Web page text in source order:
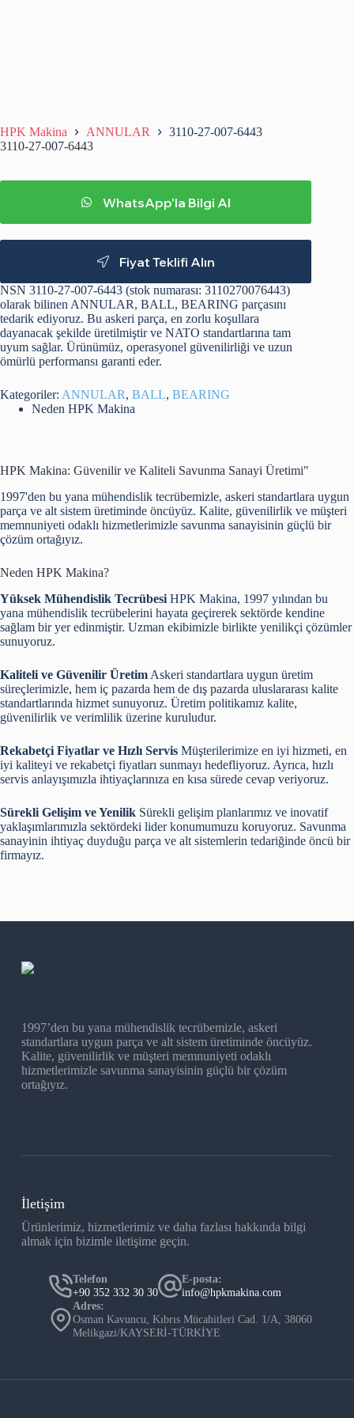
HPK Makina ANNULAR
3110-27-007-6443
3110-27-007-6443
WhatsApp'la Bilgi Al
Fiyat Teklifi Alın
NSN 3110-27-007-6443 (stok numarası: 3110270076443)
olarak bilinen ANNULAR, BALL, BEARING parçasını
tedarik ediyoruz. Bu askeri parça, en zorlu koşullara
dayanacak şekilde üretilmiştir ve NATO standartlarına tam
uyum sağlar. Ürünümüz, operasyonel güvenilirliği ve uzun
ömürlü performansı garanti eder.
Kategoriler: ANNULAR, BALL, BEARING
Neden HPK Makina
HPK Makina: Güvenilir ve Kaliteli Savunma Sanayi Üretimi"
1997'den bu yana mühendislik tecrübemizle, askeri standartlara uygun
parça ve alt sistem üretiminde öncüyüz. Kalite, güvenilirlik ve müşteri
memnuniyeti odaklı hizmetlerimizle savunma sanayisinin güçlü bir
çözüm ortağıyız.
Neden HPK Makina?
Yüksek Mühendislik Tecrübesi HPK Makina, 1997 yılından bu
yana mühendislik tecrübelerini hayata geçirerek sektörde kendine
sağlam bir yer edinmiştir. Uzman ekibimizle birlikte yenilikçi çözümler
sunuyoruz.
Kaliteli ve Güvenilir Üretim Askeri standartlara uygun üretim
süreçlerimizle, hem iç pazarda hem de dış pazarda uluslararası kalite
standartlarında hizmet sunuyoruz. Üretim politikamız kalite,
güvenilirlik ve verimlilik üzerine kuruludur.
Rekabetçi Fiyatlar ve Hızlı Servis Müşterilerimize en iyi hizmeti, en
iyi kaliteyi ve rekabetçi fiyatları sunmayı hedefliyoruz. Ayrıca, hızlı
servis anlayışımızla ihtiyaçlarınıza en kısa sürede cevap veriyoruz.
Sürekli Gelişim ve Yenilik Sürekli gelişim planlarımız ve inovatif
yaklaşımlarımızla sektördeki lider konumumuzu koruyoruz. Savunma
sanayinin ihtiyaç duyduğu parça ve alt sistemlerin tedariğinde öncü bir
firmayız.
1997’den bu yana mühendislik tecrübemizle, askeri
standartlara uygun parça ve alt sistem üretiminde öncüyüz.
Kalite, güvenilirlik ve müşteri memnuniyeti odaklı
hizmetlerimizle savunma sanayisinin güçlü bir çözüm
ortağıyız.
İletişim
Ürünlerimiz, hizmetlerimiz ve daha fazlası hakkında bilgi
almak için bizimle iletişime geçin.
Telefon
+90 352 332 30 30
E-posta:
info@hpkmakina.com
Adres:
Osman Kavuncu, Kıbrıs Mücahitleri Cad. 1/A, 38060
Melikgazi/KAYSERİ-TÜRKİYE